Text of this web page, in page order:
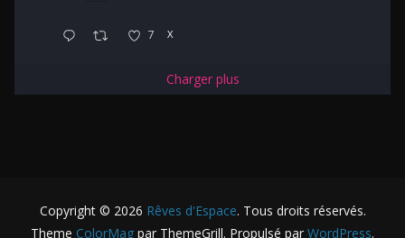
7 X
Charger plus
Copyright © 2026 Rêves d'Espace. Tous droits réservés.
Theme ColorMag par ThemeGrill. Propulsé par WordPress.